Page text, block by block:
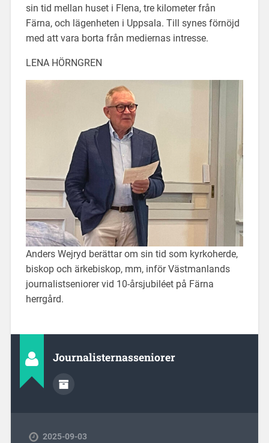
sin tid mellan huset i Flena, tre kilometer från
Färna, och lägenheten i Uppsala. Till synes förnöjd
med att vara borta från mediernas intresse.
LENA HÖRNGREN
Anders Wejryd berättar om sin tid som kyrkoherde,
biskop och ärkebiskop, mm, inför Västmanlands
journalistseniorer vid 10-årsjubiléet på Färna
herrgård.
Journalisternasseniorer
2025-09-03